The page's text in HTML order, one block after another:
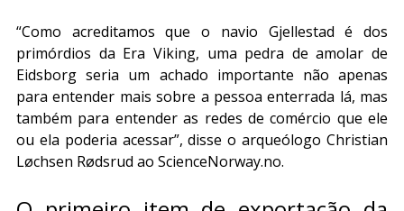
“Como acreditamos que o navio Gjellestad é dos
primórdios da Era Viking, uma pedra de amolar de
Eidsborg seria um achado importante não apenas
para entender mais sobre a pessoa enterrada lá, mas
também para entender as redes de comércio que ele
ou ela poderia acessar”, disse o arqueólogo Christian
Løchsen Rødsrud ao ScienceNorway.no.